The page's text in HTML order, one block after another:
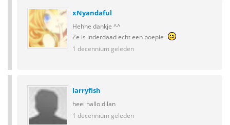
xNyandaful
Hehhe dankje ^^
Ze is inderdaad echt een poepie
1 decennium geleden
larryfish
heei hallo dilan
1 decennium geleden